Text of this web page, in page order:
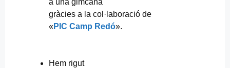
gràcies a la col·laboració de
«PIC Camp Redó».
Hem rigut